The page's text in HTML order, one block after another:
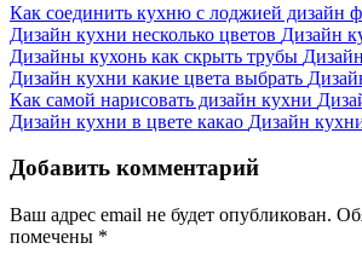
Как соединить кухню с лоджией дизайн
Дизайн кухни несколько цветов Дизайн
Дизайны кухонь как скрыть трубы
Дизайн кухни какие цвета выбрать
Как самой нарисовать дизайн кухни
Дизайн кухни в цвете какао Дизайн
Добавить комментарий
Ваш адрес email не будет опубликован.
помечены *